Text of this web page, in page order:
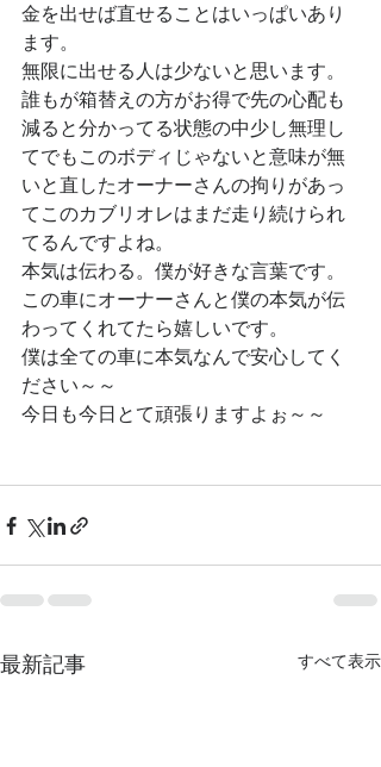
金を出せば直せることはいっぱいあり
ます。
無限に出せる人は少ないと思います。
誰もが箱替えの方がお得で先の心配も
減ると分かってる状態の中少し無理し
てでもこのボディじゃないと意味が無
いと直したオーナーさんの拘りがあっ
て このカブリオレはまだ走り続けられ
てるんですよね。
本気は伝わる。僕が好きな言葉です。
この車にオーナーさんと僕の本気が伝
わってくれてたら嬉しいです。
僕は全ての車に本気なんで安心してく
ださい～～
今日も今日とて頑張りますよぉ～～
最新記事 すべて表示